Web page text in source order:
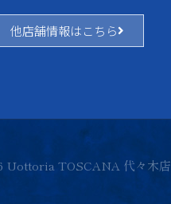
他店舗情報はこちら
Uottoria TOSCANA 代々木店